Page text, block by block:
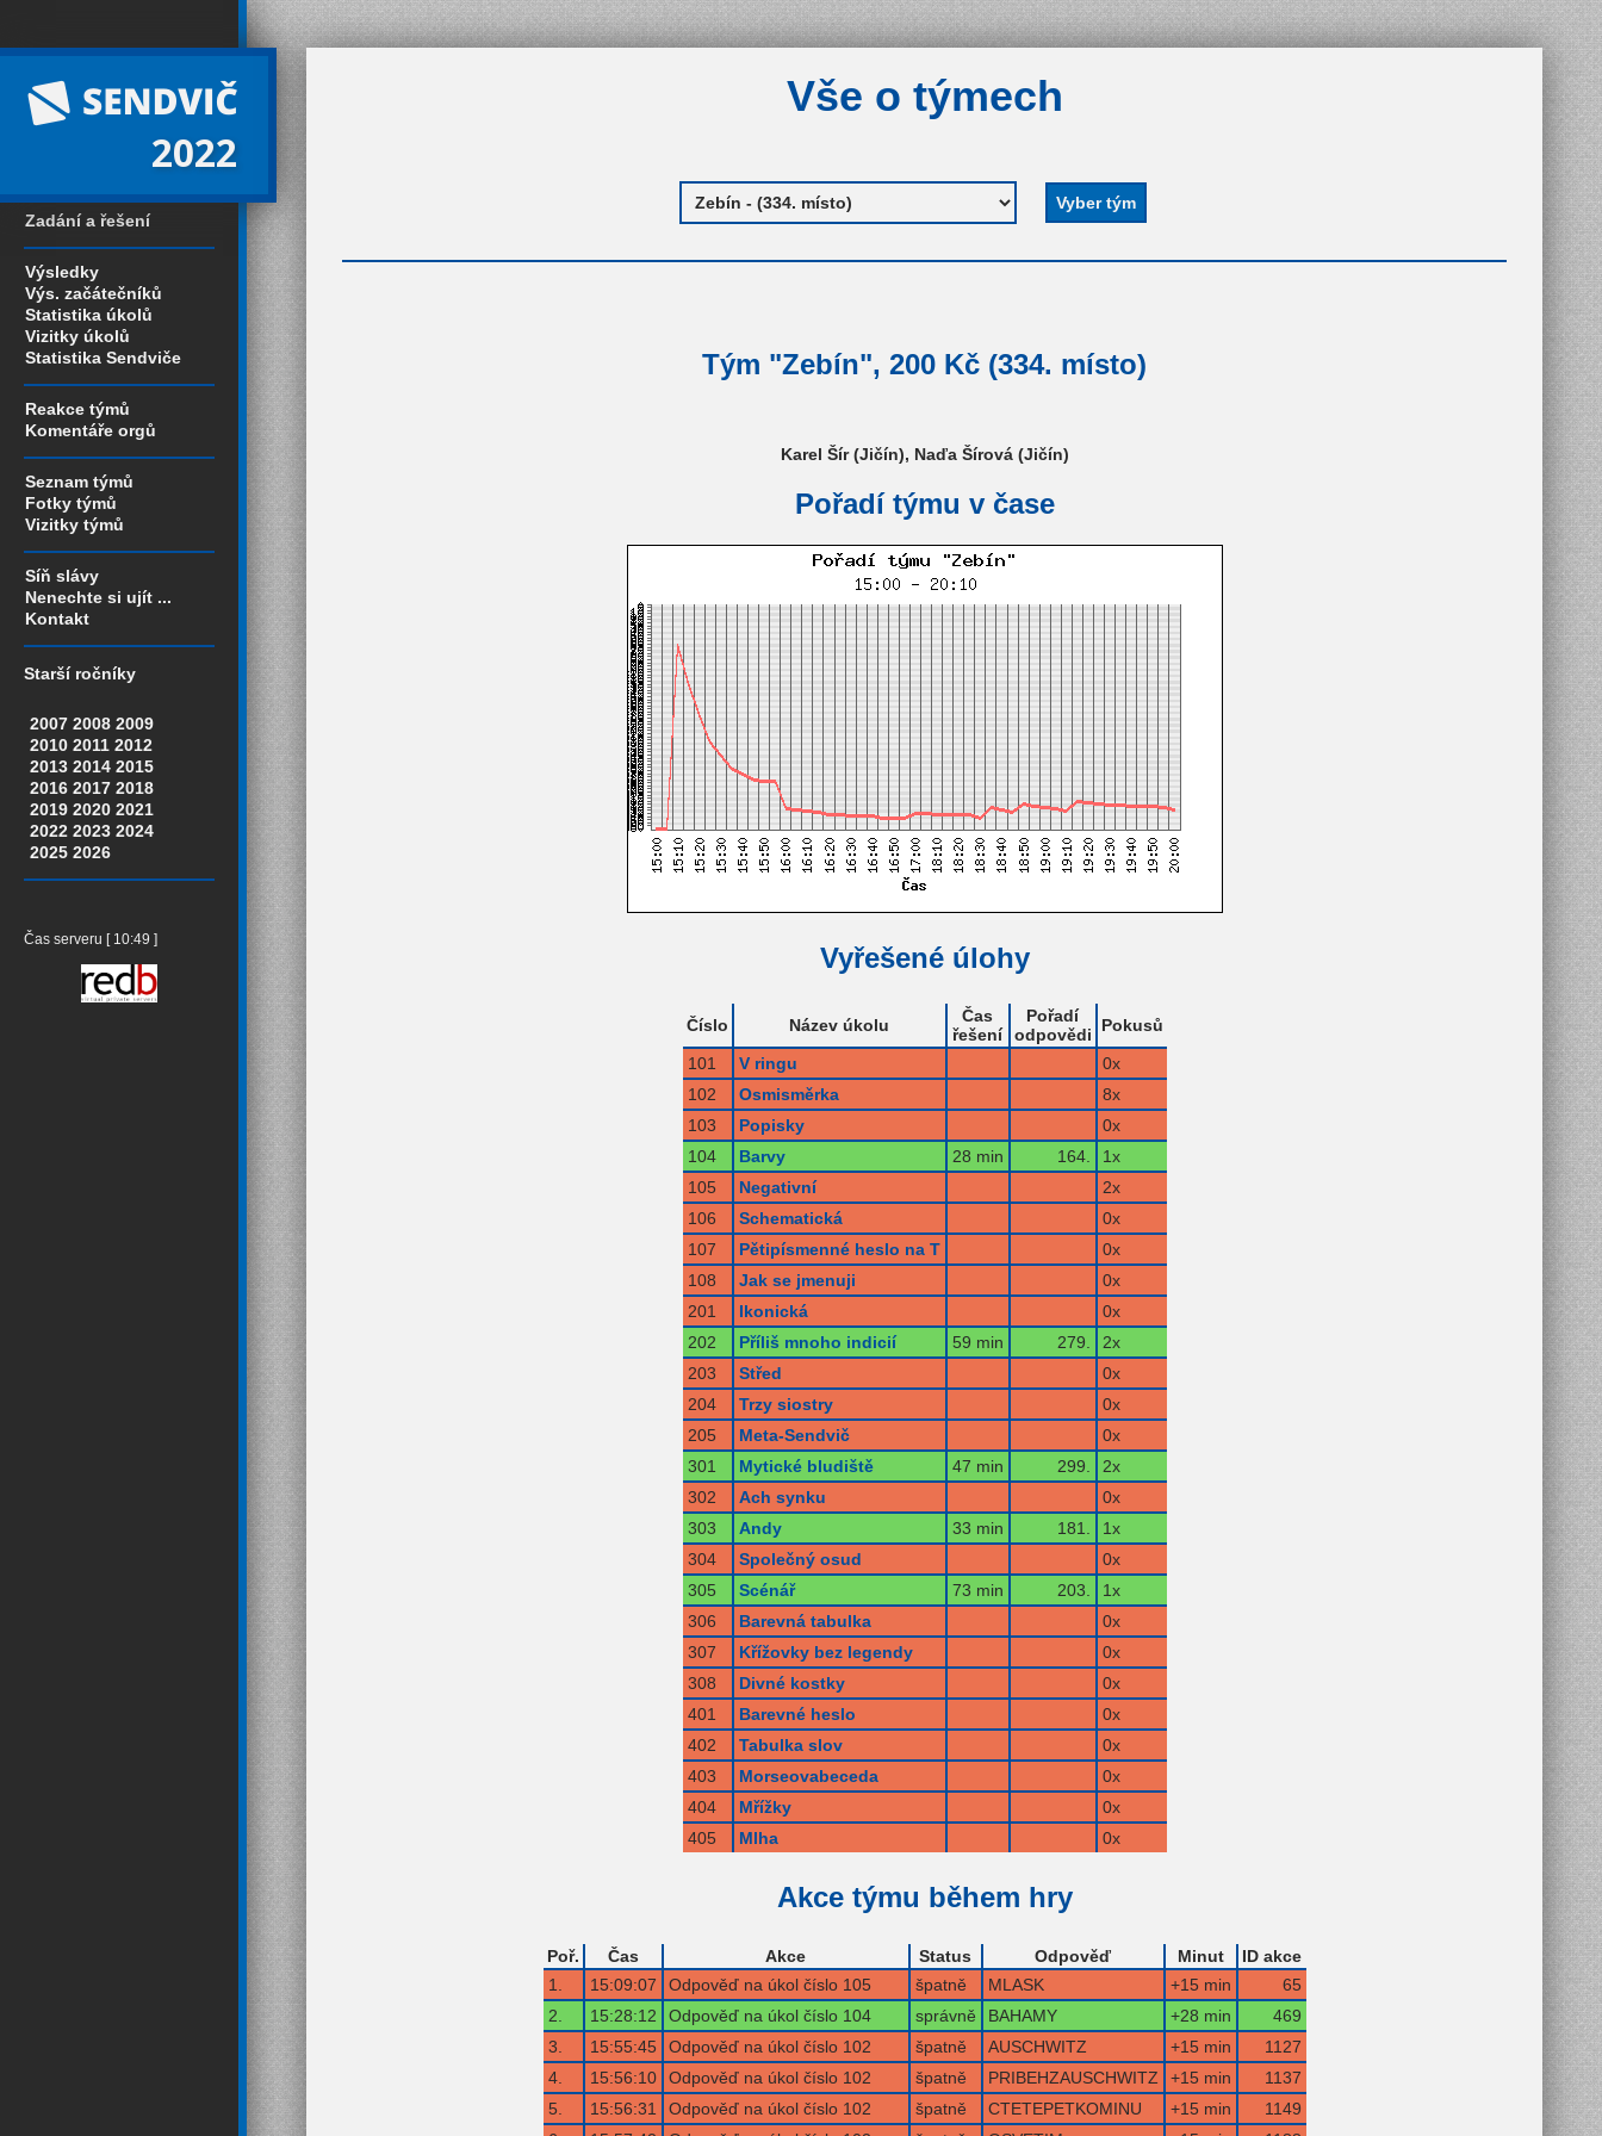
2022
Zadání a řešení
Výsledky
Výs. začátečníků
Statistika úkolů
Vizitky úkolů
Statistika Sendviče
Reakce týmů
Komentáře orgů
Seznam týmů
Fotky týmů
Vizitky týmů
Síň slávy
Nenechte si ujít ...
Kontakt
Starší ročníky
2007 2008 2009
2010 2011 2012
2013 2014 2015
2016 2017 2018
2019 2020 2021
2022 2023 2024
2025 2026
Čas serveru [ 10:49 ]
Vše o týmech
Tým "Zebín", 200 Kč (334. místo)
Karel Šír (Jičín), Naďa Šírová (Jičín)
Pořadí týmu v čase
Vyřešené úlohy
Číslo Název úkolu
Čas
řešení
Pořadí
odpovědi
Pokusů
101
V ringu
0x
102
Osmisměrka
8x
103
Popisky
0x
104
Barvy 28 min 164.
1x
105
Negativní
2x
106
Schematická
0x
107
Pětipísmenné heslo na T
0x
108
Jak se jmenuji
0x
201
Ikonická
0x
202
Příliš mnoho indicií 59 min 279.
2x
203
Střed
0x
204
Trzy siostry
0x
205
Meta-Sendvič
0x
301
Mytické bludiště 47 min 299.
2x
302
Ach synku
0x
303
Andy 33 min 181.
1x
304
Společný osud
0x
305
Scénář 73 min 203.
1x
306
Barevná tabulka
0x
307
Křížovky bez legendy
0x
308
Divné kostky
0x
401
Barevné heslo
0x
402
Tabulka slov
0x
403
Morseovabeceda
0x
404
Mřížky
0x
405
Mlha 0x
Akce týmu během hry
Poř. Čas Akce Status Odpověď Minut
ID akce
1.
15:09:07 Odpověď na úkol číslo 105 špatně MLASK +15 min
65
2.
15:28:12 Odpověď na úkol číslo 104 správně BAHAMY +28 min
469
3.
15:55:45 Odpověď na úkol číslo 102 špatně AUSCHWITZ +15 min
1127
4.
15:56:10 Odpověď na úkol číslo 102 špatně PRIBEHZAUSCHWITZ +15 min
1137
5.
15:56:31 Odpověď na úkol číslo 102 špatně CTETEPETKOMINU +15 min
1149